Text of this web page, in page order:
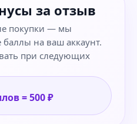
за отзыв
покупки — мы
на ваш аккаунт.
при следующих
= 500 ₽